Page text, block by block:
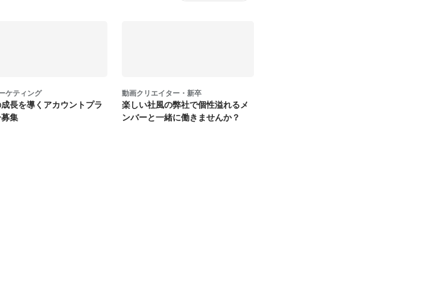
ケティング
長を導くアカウントプラ
集
動画クリエイター・新卒
楽しい社風の弊社で個性溢れるメ
ンバーと一緒に働きませんか？